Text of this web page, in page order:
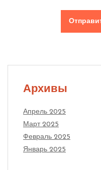
Архивы
Апрель 2025
Март 2025
Февраль 2025
Январь 2025